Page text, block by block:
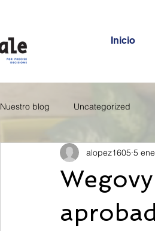
Inicio
Nuestro blog Uncategorized
alopez1605 5 ene